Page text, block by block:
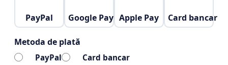
PayPal Google Pay Apple Pay Card bancar
Metoda de plată
PayPal Card bancar